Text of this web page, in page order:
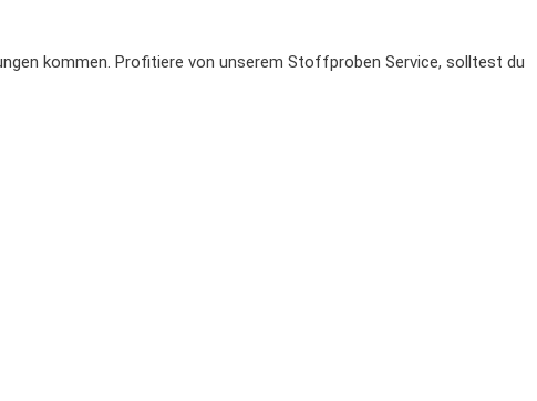
kommen. Profitiere von unserem Stoffproben Service, solltest du